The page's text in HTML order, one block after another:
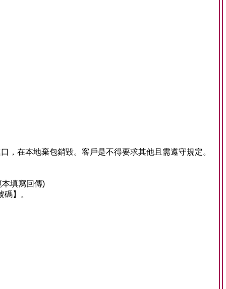
，在本地棄包銷毀。客戶是不得要求其他且需遵守規定。
填寫回傳)
】。